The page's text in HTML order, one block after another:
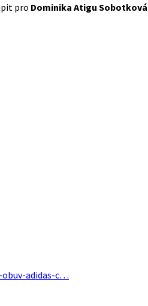
pro Dominika Atigu Sobotková
adidas-c…